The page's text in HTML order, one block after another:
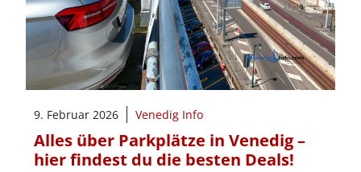
9. Februar 2026 Venedig Info
Alles über Parkplätze in Venedig –
hier findest du die besten Deals!